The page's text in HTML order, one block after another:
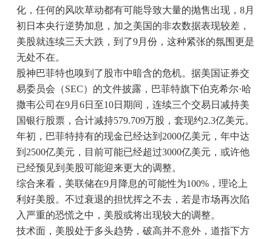
化，任何的风吹草动都有可能导致大量的抛售出现，8月
初日本央行逆势加息，加之美国的非农数据表现较差，
美股就连续三天大跌，到了9月份，这种紧张的氛围更是
无处不在。
股神巴菲特也嗅到了股市中暗含的危机。据美国证券交
易委员会（SEC）的文件披露，巴菲特旗下伯克希尔·哈
撒韦公司在9月6日至10日期间，连续三个交易日减持美
国银行股票，合计减持579.709万股，套现约2.3亿美元。
年初，巴菲特持有的现金已经达到2000亿美元，年中达
到2500亿美元，目前可能已经超过3000亿美元，或许他
已经预见到美股可能迎来更大的调整。
综合来看，美联储在9月降息的可能性为100%，理论上
利好美股。不过衰退的担忧挥之不去，若是市场再次陷
入严重的恐慌之中，美股或将出现较大的调整。
技术面，美股处于多头趋势，破高并不意外，道指下方